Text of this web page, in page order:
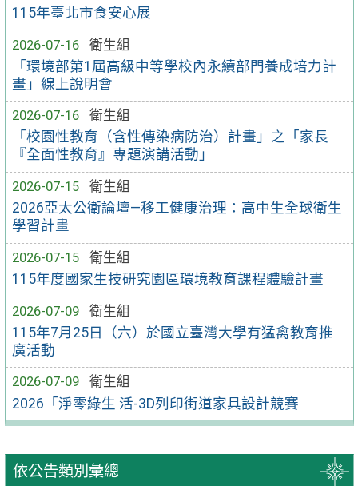
115年臺北市食安心展
2026-07-16
衛生組
「環境部第1屆高級中等學校內永續部門養成培力計
畫」線上說明會
2026-07-16
衛生組
「校園性教育（含性傳染病防治）計畫」之「家長
『全面性教育』專題演講活動」
2026-07-15
衛生組
2026亞太公衛論壇—移工健康治理：高中生全球衛生
學習計畫
2026-07-15
衛生組
115年度國家生技研究園區環境教育課程體驗計畫
2026-07-09
衛生組
115年7月25日（六）於國立臺灣大學有猛禽教育推
廣活動
2026-07-09
衛生組
2026「淨零綠生 活-3D列印街道家具設計競賽
依公告類別彙總